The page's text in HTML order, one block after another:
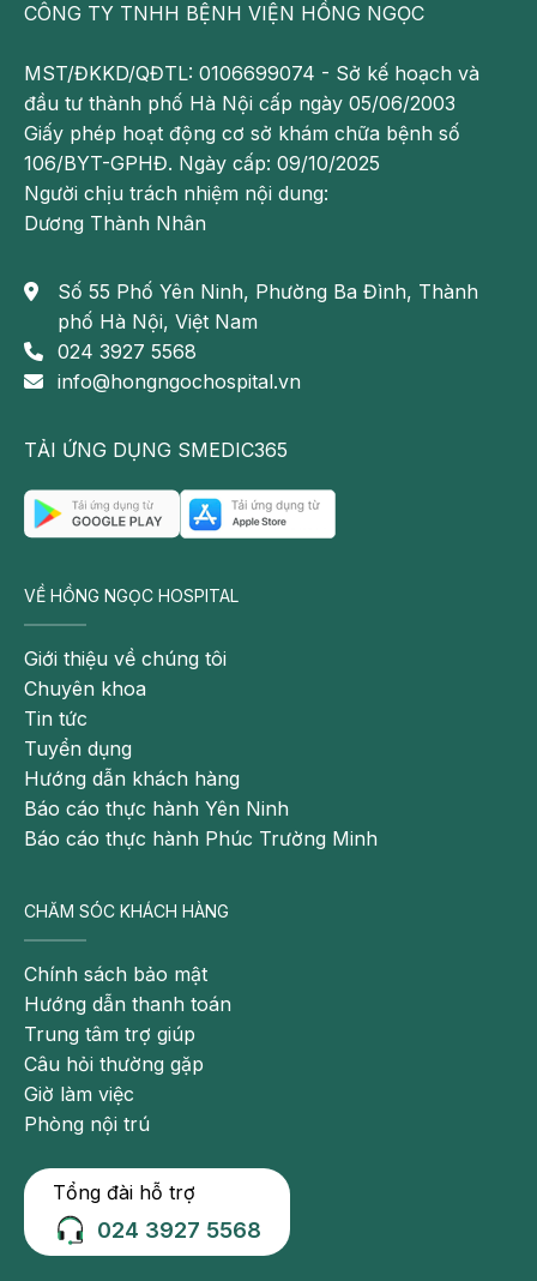
CÔNG TY TNHH BỆNH VIỆN HỒNG NGỌC
MST/ĐKKD/QĐTL: 0106699074 - Sở kế hoạch và
đầu tư thành phố Hà Nội cấp ngày 05/06/2003
Giấy phép hoạt động cơ sở khám chữa bệnh số
106/BYT-GPHĐ. Ngày cấp: 09/10/2025
Người chịu trách nhiệm nội dung:
Dương Thành Nhân
Số 55 Phố Yên Ninh, Phường Ba Đình, Thành
phố Hà Nội, Việt Nam
024 3927 5568
info@hongngochospital.vn
TẢI ỨNG DỤNG SMEDIC365
VỀ HỒNG NGỌC HOSPITAL
Giới thiệu về chúng tôi
Chuyên khoa
Tin tức
Tuyển dụng
Hướng dẫn khách hàng
Báo cáo thực hành Yên Ninh
Báo cáo thực hành Phúc Trường Minh
CHĂM SÓC KHÁCH HÀNG
Chính sách bảo mật
Hướng dẫn thanh toán
Trung tâm trợ giúp
Câu hỏi thường gặp
Giờ làm việc
Phòng nội trú
Tổng đài hỗ trợ
024 3927 5568